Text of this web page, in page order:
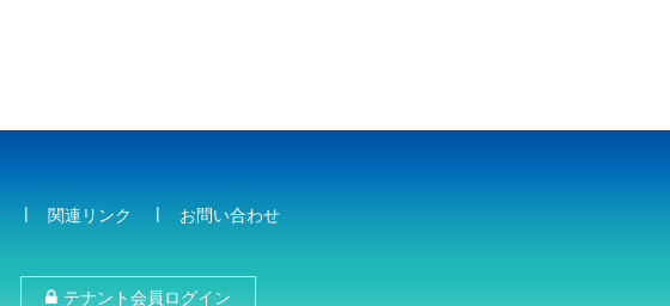
関連リンク お問い合わせ
テナント会員ログイン